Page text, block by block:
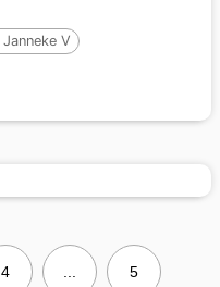
Janneke V
4 5